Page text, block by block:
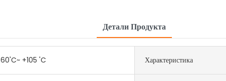
Детали Продукта
60'C~ +105 'C Характеристика